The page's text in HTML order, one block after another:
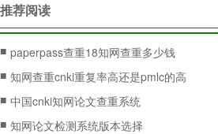
推荐阅读
■ paperpass查重18知网查重多少钱
■ 知网查重cnki重复率高还是pmlc的高
■ 中国cnki知网论文查重系统
■ 知网论文检测系统版本选择